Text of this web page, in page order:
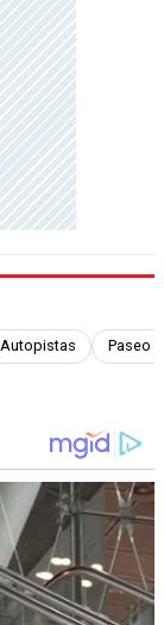
Autopistas Paseo